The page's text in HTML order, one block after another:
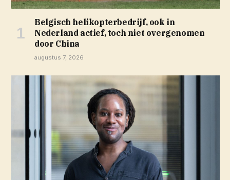
Belgisch helikopterbedrijf, ook in
Nederland actief, toch niet overgenomen
door China
augustus 7, 2026